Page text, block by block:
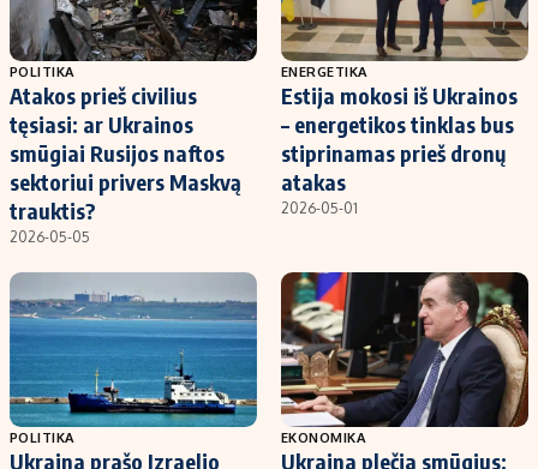
POLITIKA
Atakos prieš civilius
tęsiasi: ar Ukrainos
smūgiai Rusijos naftos
sektoriui privers Maskvą
trauktis?
2026-05-05
ENERGETIKA
Estija mokosi iš Ukrainos
– energetikos tinklas bus
stiprinamas prieš dronų
atakas
2026-05-01
POLITIKA
Ukraina prašo Izraelio
EKONOMIKA
Ukraina plečia smūgius: